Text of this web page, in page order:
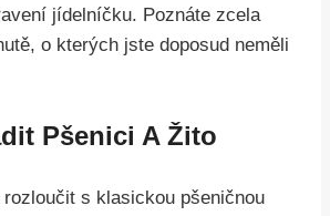
jídelníčku. Poznáte zcela
o kterých jste doposud neměli
Pšenici A Žito
s klasickou pšeničnou